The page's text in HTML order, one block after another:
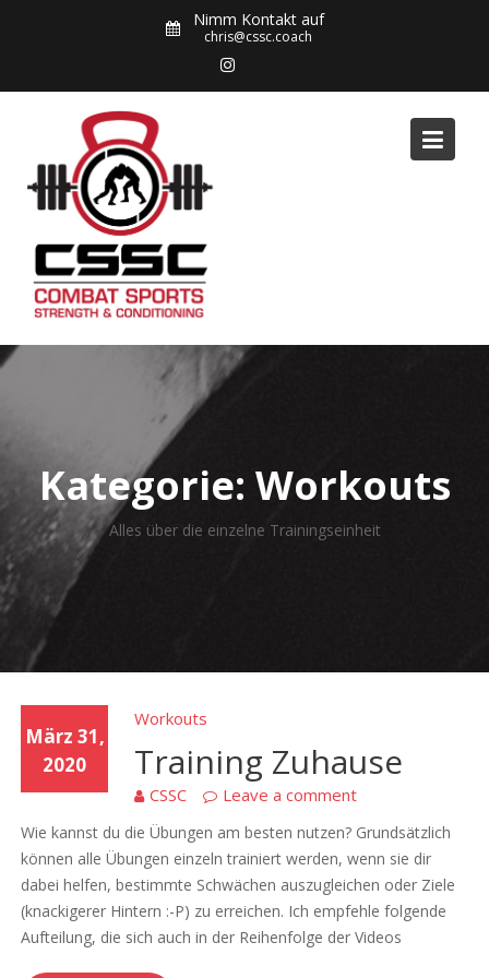
Nimm Kontakt auf
chris@cssc.coach
Kategorie: Workouts
Alles über die einzelne Trainingseinheit
März 31,
2020
Workouts
Training Zuhause
CSSC Leave a comment
Wie kannst du die Übungen am besten nutzen? Grundsätzlich
können alle Übungen einzeln trainiert werden, wenn sie dir
dabei helfen, bestimmte Schwächen auszugleichen oder Ziele
(knackigerer Hintern :-P) zu erreichen. Ich empfehle folgende
Aufteilung, die sich auch in der Reihenfolge der Videos